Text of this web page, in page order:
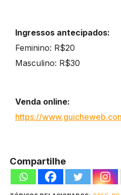
Ingressos antecipados:
Feminino: R$20
Masculino: R$30
Venda online:
https://
Compartilhe